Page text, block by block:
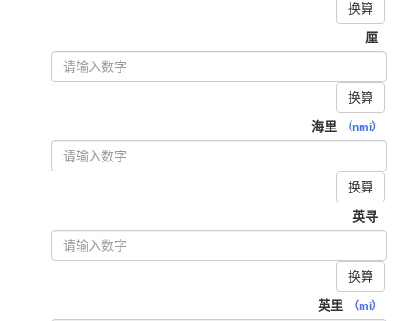
换算
厘
换算
海里
（nmi）
换算
英寻
换算
英里
（mi）